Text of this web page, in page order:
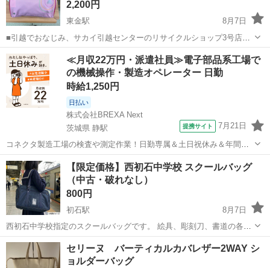
2,200円
東金駅
8月7日
■引越でおなじみ、サカイ引越センターのリサイクルショップ3号店が
オープン致しました。 リユースのサカイ東金店です！ ★住所：千葉県
東金市南上宿11-8 JR東金駅から徒歩15分です！ ただいまオープンキ
ャンペーン...
千葉 東金市 東金駅 バッグ リユース
≪月収22万円・派遣社員≫電子部品系工場で
の機械操作・製造オペレーター 日勤
時給1,250円
日払い
株式会社BREXA Next
茨城県 静駅
提携サイト 7月21日
コネクタ製造工場の検査や測定作業！日勤専属＆土日祝休み＆年間休
日128日★クリーンルーム内作業★マイカー通勤OK＆無料駐車場あり
★就業先食堂利用可！日払い制度あり！《茨城県常陸大宮市》 人気の
工場のお仕事 ◇コネクタ製造工...
茨城 常陸大宮市 静駅 その他
【限定価格】西初石中学校 スクールバッグ
（中古・破れなし）
800円
初石駅
8月7日
西初石中学校指定のスクールバッグです。 絵具、彫刻刀、書道の各セ
ット、バスケ部用のバッグもあります 多少の使用感はありますが、破
れや大きな汚れはありません。 チャックやベルト部分の不具合もな
く、まだまだお使いいただ...
千葉 流山市 初石駅 スクールバッグ
セリーヌ バーティカルカバレザー2WAY シ
ョルダーバッグ